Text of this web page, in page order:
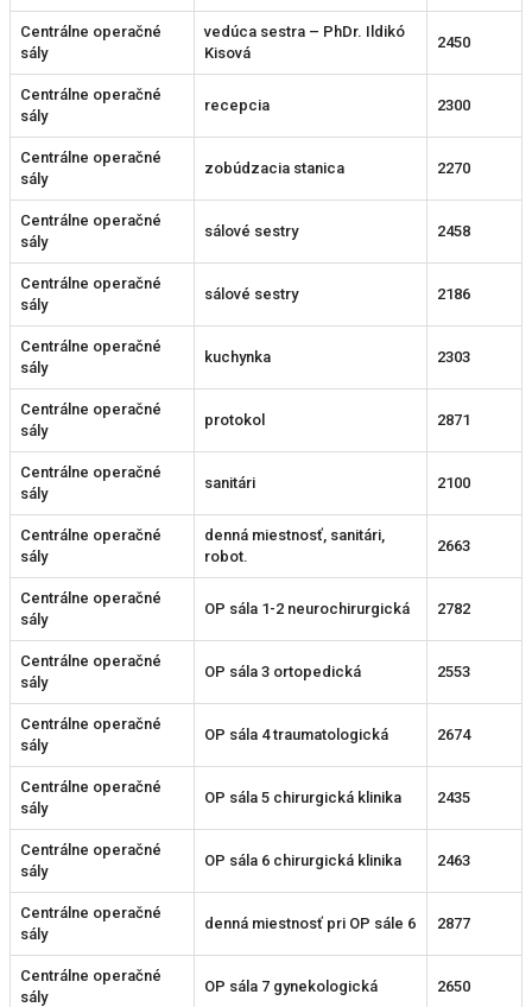
Centrálne operačné
sály
vedúca sestra – PhDr. Ildikó
Kisová
2450
Centrálne operačné
sály
recepcia 2300
Centrálne operačné
sály
zobúdzacia stanica 2270
Centrálne operačné
sály
sálové sestry 2458
Centrálne operačné
sály
sálové sestry 2186
Centrálne operačné
sály
kuchynka 2303
Centrálne operačné
sály
protokol 2871
Centrálne operačné
sály
sanitári 2100
Centrálne operačné
sály
denná miestnosť, sanitári,
robot.
2663
Centrálne operačné
sály
OP sála 1-2 neurochirurgická 2782
Centrálne operačné
sály
OP sála 3 ortopedická 2553
Centrálne operačné
sály
OP sála 4 traumatologická 2674
Centrálne operačné
sály
OP sála 5 chirurgická klinika 2435
Centrálne operačné
sály
OP sála 6 chirurgická klinika 2463
Centrálne operačné
sály
denná miestnosť pri OP sále 6 2877
Centrálne operačné
sály
OP sála 7 gynekologická 2650